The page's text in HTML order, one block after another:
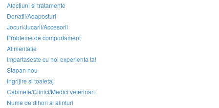
Afectiuni si tratamente
Donatii/Adaposturi
Jocuri/Jucarii/Accesorii
Probleme de comportament
Alimentatie
Impartaseste cu noi experienta ta!
Stapan nou
Ingrijire si toaletaj
Cabinete/Clinici/Medici veterinari
Nume de dihori si alinturi